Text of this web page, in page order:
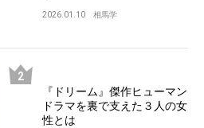
2026.01.10 相馬学
『ドリーム』傑作ヒューマン
ドラマを裏で支えた３人の女
性とは